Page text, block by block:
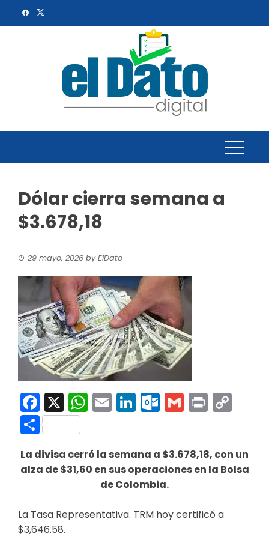
Dólar cierra semana a
$3.678,18
29 mayo, 2026 byElDato
Facebook
X WhatsApp
EmailLinkedInGmail
Print
Compartir
La divisa cerró la semana a $3.678,18, con un
alza de $31,60 en sus operaciones en la Bolsa
de Colombia.
La Tasa Representativa. TRM hoy certificó a
$3,646.58.